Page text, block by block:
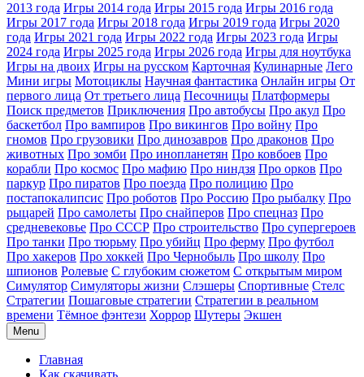
2013 года Игры 2014 года Игры 2015 года Игры 2016 года
Игры 2017 года Игры 2018 года Игры 2019 года Игры 2020
года Игры 2021 года Игры 2022 года Игры 2023 года Игры
2024 года Игры 2025 года Игры 2026 года Игры для ноутбука
Игры на двоих Игры на русском Карточная Кулинарные Лего
Мини игры Мотоциклы Научная фантастика Онлайн игры От
первого лица От третьего лица Песочницы Платформеры
Поиск предметов Приключения Про автобусы Про акул Про
баскетбол Про вампиров Про викингов Про войну Про
гномов Про грузовики Про динозавров Про драконов Про
животных Про зомби Про инопланетян Про ковбоев Про
корабли Про космос Про мафию Про ниндзя Про орков Про
паркур Про пиратов Про поезда Про полицию Про
постапокалипсис Про роботов Про Россию Про рыбалку Про
рыцарей Про самолеты Про снайперов Про спецназ Про
средневековье Про СССР Про строительство Про супергероев
Про танки Про тюрьму Про убийц Про ферму Про футбол
Про хакеров Про хоккей Про Чернобыль Про школу Про
шпионов Ролевые С глубоким сюжетом С открытым миром
Симулятор Симуляторы жизни Слэшеры Спортивные Стелс
Стратегии Пошаговые стратегии Стратегии в реальном
времени Тёмное фэнтези Хоррор Шутеры Экшен
Menu
Главная
Как скачивать